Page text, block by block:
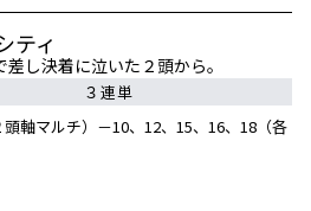
ティ
し決着に泣いた２頭から。
３連単
頭軸マルチ）－10、12、15、16、18（各